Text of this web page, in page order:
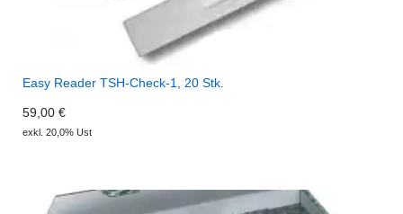
Easy Reader TSH-Check-1, 20 Stk.
59,00 €
exkl. 20,0% Ust